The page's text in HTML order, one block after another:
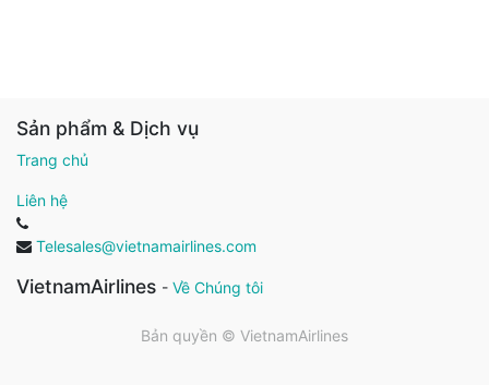
Sản phẩm & Dịch vụ
Trang chủ
Liên hệ
Telesales@vietnamairlines.com
VietnamAirlines - Về Chúng tôi
Bản quyền © VietnamAirlines